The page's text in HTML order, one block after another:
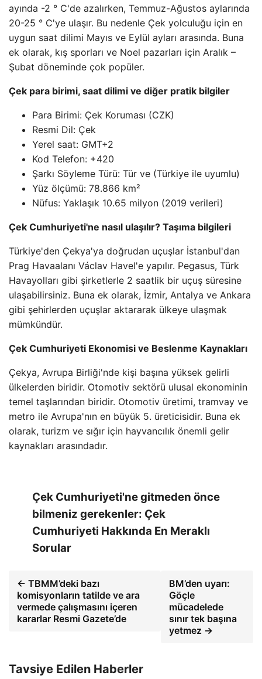
ayında -2 ° C'de azalırken, Temmuz-Ağustos aylarında
20-25 ° C'ye ulaşır. Bu nedenle Çek yolculuğu için en
uygun saat dilimi Mayıs ve Eylül ayları arasında. Buna
ek olarak, kış sporları ve Noel pazarları için Aralık –
Şubat döneminde çok popüler.
Çek para birimi, saat dilimi ve diğer pratik bilgiler
Para Birimi: Çek Koruması (CZK)
Resmi Dil: Çek
Yerel saat: GMT+2
Kod Telefon: +420
Şarkı Söyleme Türü: Tür ve (Türkiye ile uyumlu)
Yüz ölçümü: 78.866 km²
Nüfus: Yaklaşık 10.65 milyon (2019 verileri)
Çek Cumhuriyeti'ne nasıl ulaşılır? Taşıma bilgileri
Türkiye'den Çekya'ya doğrudan uçuşlar İstanbul'dan
Prag Havaalanı Václav Havel'e yapılır. Pegasus, Türk
Havayolları gibi şirketlerle 2 saatlik bir uçuş süresine
ulaşabilirsiniz. Buna ek olarak, İzmir, Antalya ve Ankara
gibi şehirlerden uçuşlar aktararak ülkeye ulaşmak
mümkündür.
Çek Cumhuriyeti Ekonomisi ve Beslenme Kaynakları
Çekya, Avrupa Birliği'nde kişi başına yüksek gelirli
ülkelerden biridir. Otomotiv sektörü ulusal ekonominin
temel taşlarından biridir. Otomotiv üretimi, tramvay ve
metro ile Avrupa'nın en büyük 5. üreticisidir. Buna ek
olarak, turizm ve sığır için hayvancılık önemli gelir
kaynakları arasındadır.
Çek Cumhuriyeti'ne gitmeden önce
bilmeniz gerekenler: Çek
Cumhuriyeti Hakkında En Meraklı
Sorular
← TBMM’deki bazı
komisyonların tatilde ve ara
vermede çalışmasını içeren
kararlar Resmi Gazete’de
BM’den uyarı:
Göçle
mücadelede
sınır tek başına
yetmez →
Tavsiye Edilen Haberler